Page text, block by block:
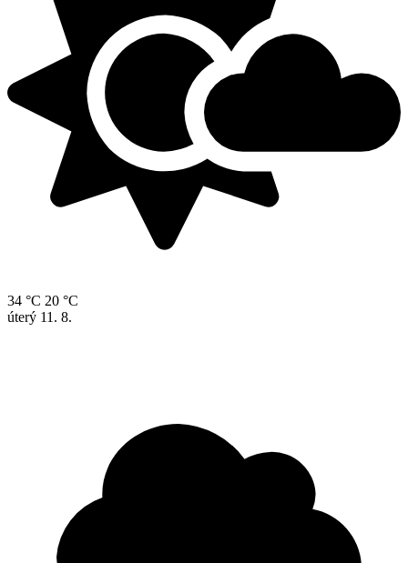
34 °C 20 °C
úterý 11. 8.